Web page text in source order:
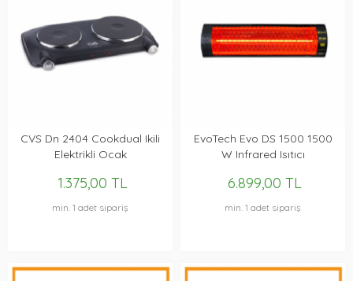
CVS Dn 2404 Cookdual Ikili
Elektrikli Ocak
1.375,00 TL
min. 1 adet sipariş
EvoTech Evo DS 1500 1500
W Infrared Isıtıcı
6.899,00 TL
min. 1 adet sipariş